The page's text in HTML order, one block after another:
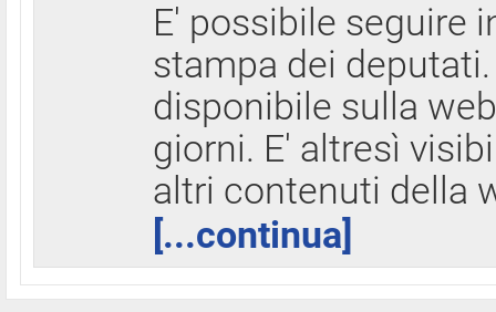
E' possibile seguire
stampa dei
disponibile sulla
giorni. E' altresì
altri contenuti della
[...continua]